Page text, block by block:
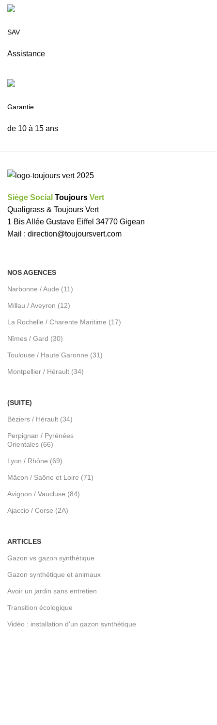
SAV
Assistance
Garantie
de 10 à 15 ans
Siège Social Toujours Vert
Qualigrass & Toujours Vert
1 Bis Allée Gustave Eiffel 34770 Gigean
Mail : direction@toujoursvert.com
NOS AGENCES
Narbonne / Aude (11)
Millau / Aveyron (12)
La Rochelle / Charente Maritime (17)
Nîmes / Gard (30)
Toulouse / Haute Garonne (31)
Montpellier / Hérault (34)
(SUITE)
Béziers / Hérault (34)
Perpignan / Pyrénées
Orientales (66)
Lyon / Rhône (69)
Mâcon / Saône et Loire (71)
Avignon / Vaucluse (84)
Ajaccio / Corse (2A)
ARTICLES
Gazon vs gazon synthétique
Gazon synthétique et animaux
Avoir un jardin sans entretien
Transition écologique
Vidéo : installation d'un gazon synthétique